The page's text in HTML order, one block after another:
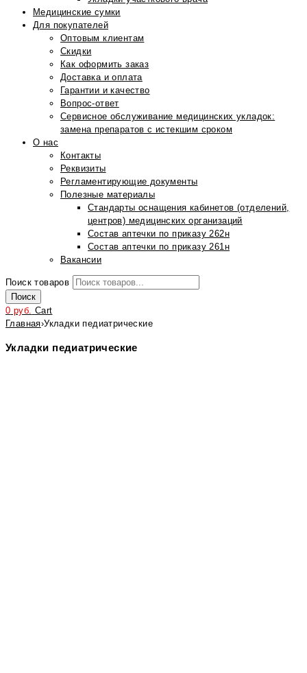
Медицинские сумки
Для покупателей
Оптовым клиентам
Скидки
Как оформить заказ
Доставка и оплата
Гарантии и качество
Вопрос-ответ
Сервисное обслуживание медицинских укладок:
замена препаратов с истекшим сроком
О нас
Контакты
Реквизиты
Регламентирующие документы
Полезные материалы
Стандарты оснащения кабинетов (отделений,
центров) медицинских организаций
Состав аптечки по приказу 262н
Состав аптечки по приказу 261н
Вакансии
Поиск товаров
Поиск
0 руб. Cart
Главная›Укладки педиатрические
Укладки педиатрические